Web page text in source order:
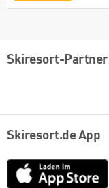
Skiresort-Partner
Skiresort.de App
App
Store